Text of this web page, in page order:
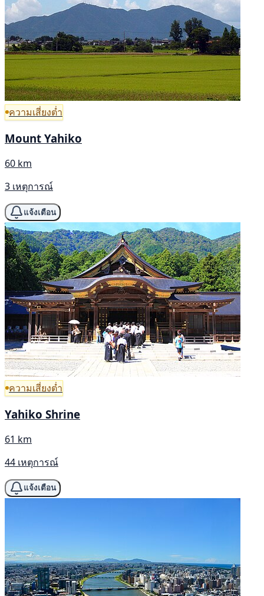
ความเสี่ยงต่ำ
Mount Yahiko
60 km
3 เหตุการณ์
แจ้งเตือน
ความเสี่ยงต่ำ
Yahiko Shrine
61 km
44 เหตุการณ์
แจ้งเตือน